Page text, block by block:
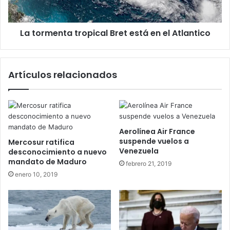
Atlantico
La tormenta tropical Bret está en el Atlantico
Artículos relacionados
Mercosur ratifica
desconocimiento a nuevo
mandato de Maduro
enero 10, 2019
Aerolínea Air France
suspende vuelos a
Venezuela
febrero 21, 2019